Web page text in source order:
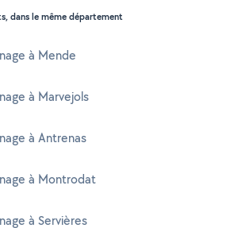
dans le même département
à Mende
à Marvejols
à Antrenas
à Montrodat
à Servières